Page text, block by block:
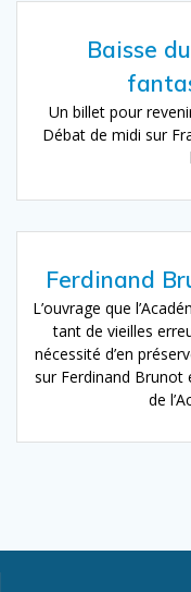
Baisse
Un billet pour
Débat de midi sur
Ferdinand
L’ouvrage que
tant de vieilles
nécessité d’en
sur Ferdinand Brunot
de